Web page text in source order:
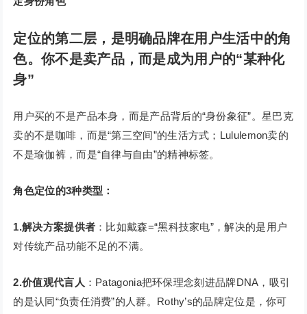
定位的第二层，是明确品牌在用户生活中的角
色。你不是卖产品，而是成为用户的“某种化
身”
用户买的不是产品本身，而是产品背后的“身份象征”。星巴克
卖的不是咖啡，而是“第三空间”的生活方式；Lululemon卖的
不是瑜伽裤，而是“自律与自由”的精神标签。
角色定位的3种类型：
1.解决方案提供者 ：比如戴森=“黑科技家电”，解决的是用户
对传统产品功能不足的不满。
2.价值观代言人 ：Patagonia把环保理念刻进品牌DNA，吸引
的是认同“负责任消费”的人群。Rothy’s的品牌定位是，你可